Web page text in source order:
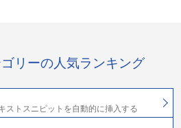
ゴリーの人気ランキング
ストスニピットを自動的に挿入する